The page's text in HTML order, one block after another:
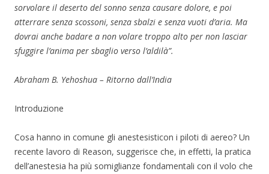
sorvolare il deserto del sonno senza causare dolore, e poi
atterrare senza scossoni, senza sbalzi e senza vuoti d’aria. Ma
dovrai anche badare a non volare troppo alto per non lasciar
sfuggire l’anima per sbaglio verso l’aldilà”.
Abraham B. Yehoshua – Ritorno dall’India
Introduzione
Cosa hanno in comune gli anestesisticon i piloti di aereo? Un
recente lavoro di Reason, suggerisce che, in effetti, la pratica
dell’anestesia ha più somiglianze fondamentali con il volo che